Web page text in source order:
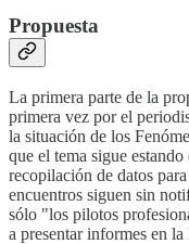
Propuesta
La primera parte de la
primera vez por el
la situación de los
que el tema sigue
recopilación de datos
encuentros siguen sin
sólo "los pilotos
a presentar informes en